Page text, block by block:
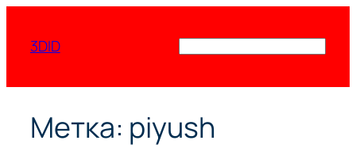
содержимому
3DID
Метка: piyush